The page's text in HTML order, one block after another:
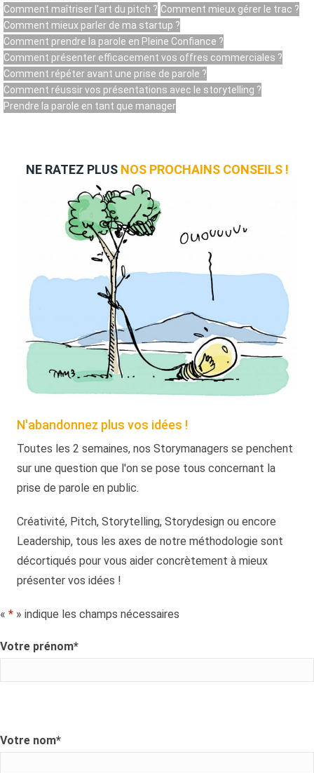
Comment maîtriser l'art du pitch ? Comment mieux gérer le trac ?
Comment mieux parler de ma startup ?
Comment prendre la parole en Pleine Confiance ?
Comment présenter efficacement vos offres commerciales ?
Comment répéter avant une prise de parole ?
Comment réussir vos présentations avec le storytelling ?
Prendre la parole en tant que manager
NE RATEZ PLUS NOS PROCHAINS CONSEILS !
N'abandonnez plus vos idées !
Toutes les 2 semaines, nos Storymanagers se penchent
sur une question que l'on se pose tous concernant la
prise de parole en public.
Créativité, Pitch, Storytelling, Storydesign ou encore
Leadership, tous les axes de notre méthodologie sont
décortiqués pour vous aider concrètement à mieux
présenter vos idées !
« * » indique les champs nécessaires
Votre prénom*
Votre nom*